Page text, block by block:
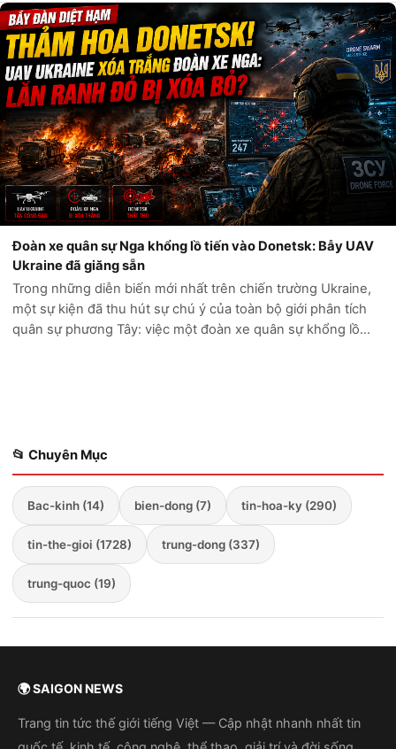
ngợi sức mạnh quân...
Đoàn xe quân sự Nga khổng lồ tiến vào Donetsk: Bẫy UAV
Ukraine đã giăng sẵn
Trong những diễn biến mới nhất trên chiến trường Ukraine,
một sự kiện đã thu hút sự chú ý của toàn bộ giới phân tích
quân sự phương Tây: việc một đoàn xe quân sự khổng lồ
📂 Chuyên Mục
Bac-kinh (14) bien-dong (7) tin-hoa-ky (290)
tin-the-gioi (1728) trung-dong (337)
trung-quoc (19)
🌍 SAIGON NEWS
Trang tin tức thế giới tiếng Việt — Cập nhật nhanh nhất tin